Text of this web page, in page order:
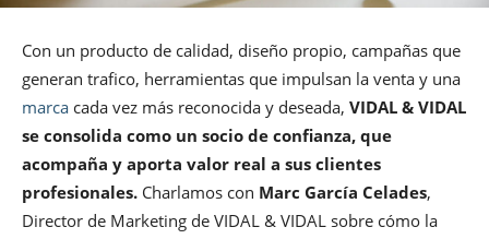
Con un producto de calidad, diseño propio, campañas que
generan trafico, herramientas que impulsan la venta y una
marca cada vez más reconocida y deseada, VIDAL & VIDAL
se consolida como un socio de confianza, que
acompaña y aporta valor real a sus clientes
profesionales. Charlamos con Marc García Celades,
Director de Marketing de VIDAL & VIDAL sobre cómo la